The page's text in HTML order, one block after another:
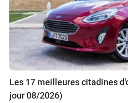
Les 17 meilleures citadines
jour 08/2026)